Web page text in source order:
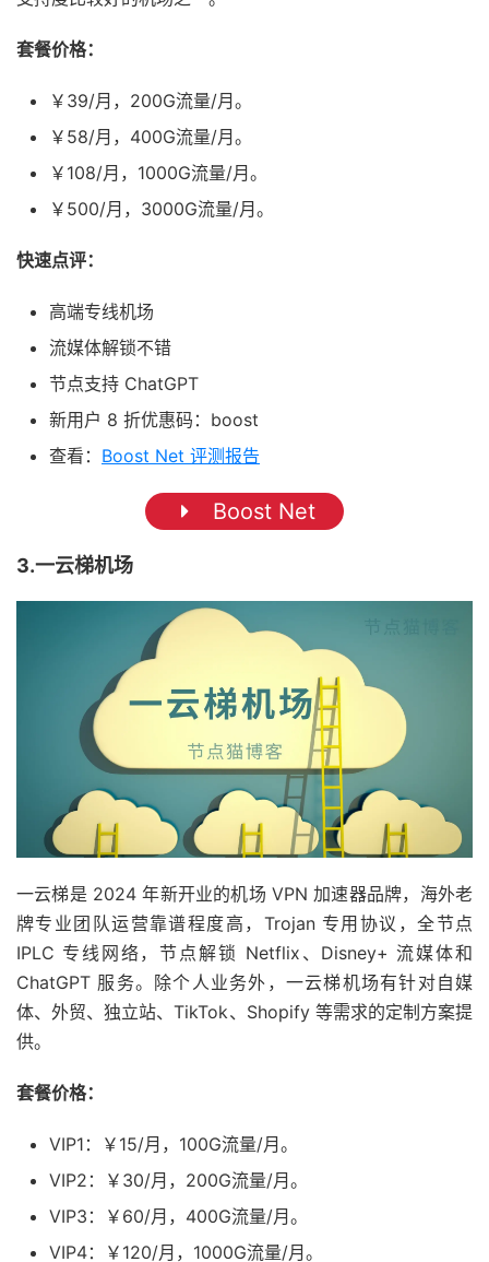
套餐价格：
￥39/月，200G流量/月。
￥58/月，400G流量/月。
￥108/月，1000G流量/月。
￥500/月，3000G流量/月。
快速点评：
高端专线机场
流媒体解锁不错
节点支持 ChatGPT
新用户 8 折优惠码：boost
查看： Boost Net 评测报告
Boost Net
3.一云梯机场
一云梯是 2024 年新开业的机场 VPN 加速器品牌，海外老
牌专业团队运营靠谱程度高，Trojan 专用协议，全节点
IPLC 专线网络，节点解锁 Netflix、Disney+ 流媒体和
ChatGPT 服务。除个人业务外，一云梯机场有针对自媒
体、外贸、独立站、TikTok、Shopify 等需求的定制方案提
供。
套餐价格：
VIP1：￥15/月，100G流量/月。
VIP2：￥30/月，200G流量/月。
VIP3：￥60/月，400G流量/月。
VIP4：￥120/月，1000G流量/月。